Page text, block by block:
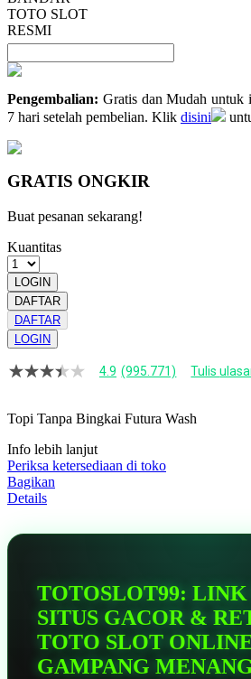
TOTO SLOT
RESMI
Pengembalian: Gratis dan Mudah untuk
7 hari setelah pembelian. Klik disini
GRATIS ONGKIR
Buat pesanan sekarang!
Kuantitas
LOGIN
DAFTAR
DAFTAR
LOGIN
4.9
bintang,
rating
rata-
rata.
Read
13
Tautan
4.9 (995.771) Tulis
Topi Tanpa Bingkai Futura Wash
Info lebih lanjut
Periksa ketersediaan di toko
Bagikan
Details
TOTOSLOT99:
SITUS GACOR &
TOTO SLOT
GAMPANG